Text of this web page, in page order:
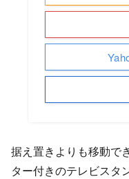
据え置きよりも移動で
ター付きのテレビスタ